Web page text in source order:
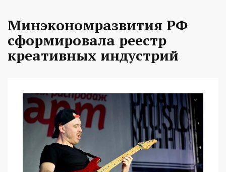
Минэкономразвития РФ
сформировала реестр
креативных индустрий